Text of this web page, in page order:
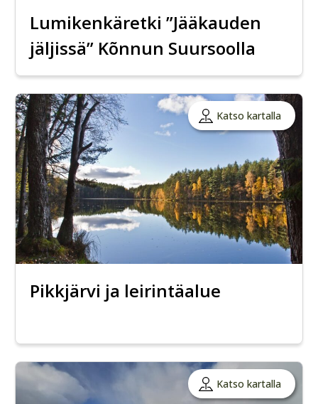
Lumikenkäretki ”Jääkauden
jäljissä” Kõnnun Suursoolla
Katso kartalla
Pikkjärvi ja leirintäalue
Katso kartalla